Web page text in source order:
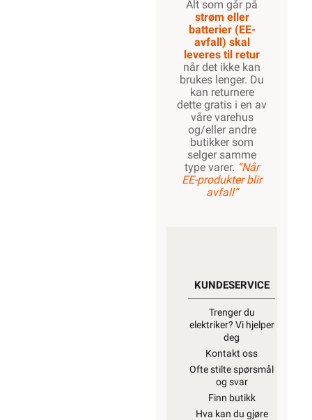
Alt som går på
strøm eller
batterier (EE-
avfall) skal
leveres til retur
når det ikke kan
brukes lenger. Du
kan returnere
dette gratis i en av
våre varehus
og/eller andre
butikker som
selger samme
type varer. “Når
EE-produkter blir
avfall”
KUNDESERVICE
Trenger du
elektriker? Vi hjelper
deg
Kontakt oss
Ofte stilte spørsmål
og svar
Finn butikk
Hva kan du gjøre